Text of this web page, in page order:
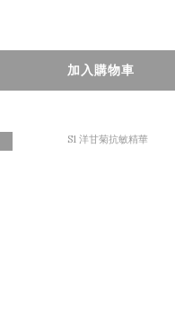
加入購物車